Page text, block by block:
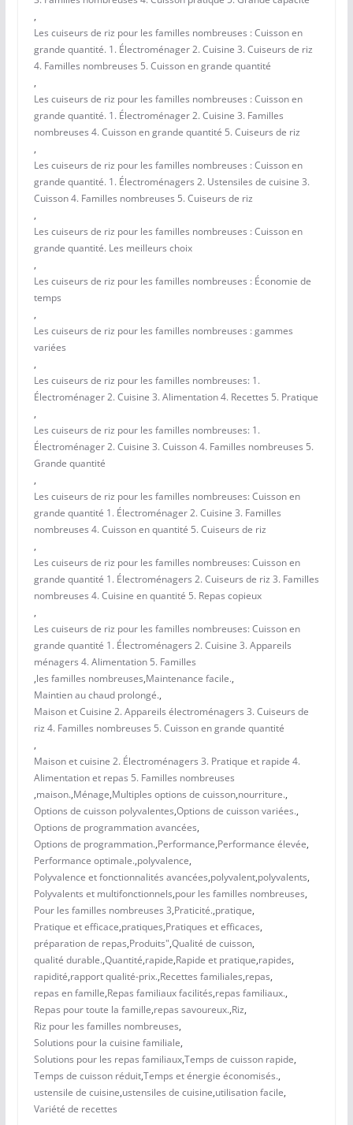
,
Les cuiseurs de riz pour les familles nombreuses : Cuisson en
grande quantité. 1. Électroménager 2. Cuisine 3. Cuiseurs de riz
4. Familles nombreuses 5. Cuisson en grande quantité
,
Les cuiseurs de riz pour les familles nombreuses : Cuisson en
grande quantité. 1. Électroménager 2. Cuisine 3. Familles
nombreuses 4. Cuisson en grande quantité 5. Cuiseurs de riz
,
Les cuiseurs de riz pour les familles nombreuses : Cuisson en
grande quantité. 1. Électroménagers 2. Ustensiles de cuisine 3.
Cuisson 4. Familles nombreuses 5. Cuiseurs de riz
,
Les cuiseurs de riz pour les familles nombreuses : Cuisson en
grande quantité. Les meilleurs choix
,
Les cuiseurs de riz pour les familles nombreuses : Économie de
temps
,
Les cuiseurs de riz pour les familles nombreuses : gammes
variées
,
Les cuiseurs de riz pour les familles nombreuses: 1.
Électroménager 2. Cuisine 3. Alimentation 4. Recettes 5. Pratique
,
Les cuiseurs de riz pour les familles nombreuses: 1.
Électroménager 2. Cuisine 3. Cuisson 4. Familles nombreuses 5.
Grande quantité
,
Les cuiseurs de riz pour les familles nombreuses: Cuisson en
grande quantité 1. Électroménager 2. Cuisine 3. Familles
nombreuses 4. Cuisson en quantité 5. Cuiseurs de riz
,
Les cuiseurs de riz pour les familles nombreuses: Cuisson en
grande quantité 1. Électroménagers 2. Cuiseurs de riz 3. Familles
nombreuses 4. Cuisine en quantité 5. Repas copieux
,
Les cuiseurs de riz pour les familles nombreuses: Cuisson en
grande quantité 1. Électroménagers 2. Cuisine 3. Appareils
ménagers 4. Alimentation 5. Familles
,les familles nombreuses,Maintenance facile.,
Maintien au chaud prolongé.,
Maison et Cuisine 2. Appareils électroménagers 3. Cuiseurs de
riz 4. Familles nombreuses 5. Cuisson en grande quantité
,
Maison et cuisine 2. Électroménagers 3. Pratique et rapide 4.
Alimentation et repas 5. Familles nombreuses
,maison.,Ménage,Multiples options de cuisson,nourriture.,
Options de cuisson polyvalentes,Options de cuisson variées.,
Options de programmation avancées,
Options de programmation.,Performance,Performance élevée,
Performance optimale.,polyvalence,
Polyvalence et fonctionnalités avancées,polyvalent,polyvalents,
Polyvalents et multifonctionnels,pour les familles nombreuses,
Pour les familles nombreuses 3,Praticité.,pratique,
Pratique et efficace,pratiques,Pratiques et efficaces,
préparation de repas,Produits",Qualité de cuisson,
qualité durable.,Quantité,rapide,Rapide et pratique,rapides,
rapidité,rapport qualité-prix.,Recettes familiales,repas,
repas en famille,Repas familiaux facilités,repas familiaux.,
Repas pour toute la famille,repas savoureux.,Riz,
Riz pour les familles nombreuses,
Solutions pour la cuisine familiale,
Solutions pour les repas familiaux,Temps de cuisson rapide,
Temps de cuisson réduit,Temps et énergie économisés.,
ustensile de cuisine,ustensiles de cuisine,utilisation facile,
Variété de recettes